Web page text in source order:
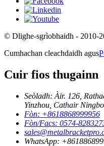
© Dlighe-sgrìobhaidh - 2010-
Cumhachan cleachdaidh agus
Cuir fios thugainn
Seòladh: Àir. 126,
Yinzhou, Cathair
Fòn: +8618868999956
Fòn/Facs: 0574-
WhatsApp: